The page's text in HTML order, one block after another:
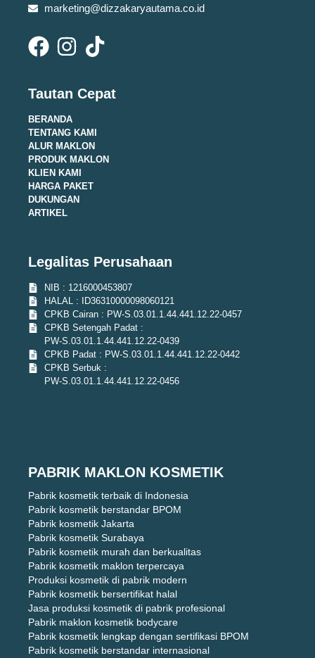
marketing@dizzakaryautama.co.id
Tautan Cepat
BERANDA
TENTANG KAMI
ALUR MAKLON
PRODUK MAKLON
KLIEN KAMI
HARGA PAKET
DUKUNGAN
ARTIKEL
Legalitas Perusahaan
NIB : 1216000453807
HALAL : ID36310000098060121
CPKB Cairan : PW-S.03.01.1.44.441.12.22-0457
CPKB Setengah Padat :
PW-S.03.01.1.44.441.12.22-0439
CPKB Padat : PW-S.03.01.1.44.441.12.22-0442
CPKB Serbuk :
PW-S.03.01.1.44.441.12.22-0456
PABRIK MAKLON KOSMETIK
Pabrik kosmetik terbaik di Indonesia
Pabrik kosmetik berstandar BPOM
Pabrik kosmetik Jakarta
Pabrik kosmetik Surabaya
Pabrik kosmetik murah dan berkualitas
Pabrik kosmetik maklon terpercaya
Produksi kosmetik di pabrik modern
Pabrik kosmetik bersertifikat halal
Jasa produksi kosmetik di pabrik profesional
Pabrik maklon kosmetik bodycare
Pabrik kosmetik lengkap dengan sertifikasi BPOM
Pabrik kosmetik berstandar internasional